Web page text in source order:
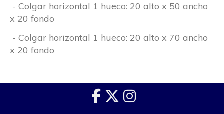
- Colgar horizontal 1 hueco: 20 alto x 50 ancho
x 20 fondo
- Colgar horizontal 1 hueco: 20 alto x 70 ancho
x 20 fondo